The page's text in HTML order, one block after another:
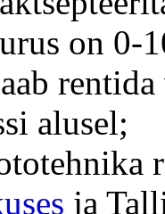
on 0-
alusel;
ja